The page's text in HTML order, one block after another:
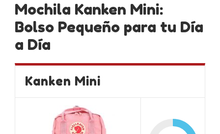
Mochila Kanken Mini:
Bolso Pequeño para tu Día
a Día
Kanken Mini